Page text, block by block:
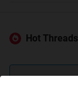
Hot Threads